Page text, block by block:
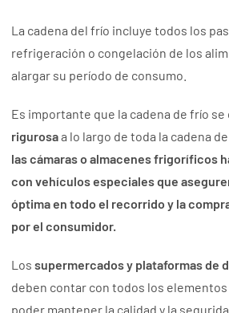
La cadena del frío incluye todos los
refrigeración o congelación de los
alargar su período de consumo.
Es importante que la cadena de frío se
rigurosaa lo largo de toda la cadena
las cámaras o almacenes frigoríficos
con vehículos especiales que
óptima en todo el recorrido y la
por el consumidor.
Lossupermercados y plataformas de
deben contar con todos los
poder mantener la calidad y la